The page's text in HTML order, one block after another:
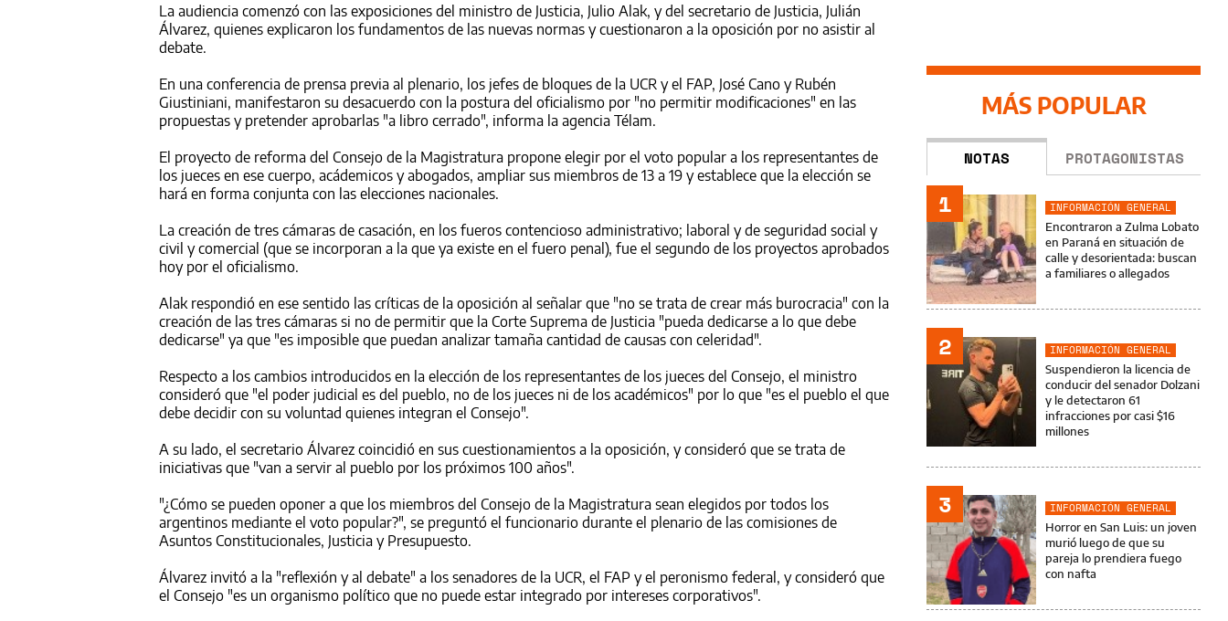
La audiencia comenzó con las exposiciones del ministro de Justicia, Julio Alak, y del secretario de Justicia, Julián
Álvarez, quienes explicaron los fundamentos de las nuevas normas y cuestionaron a la oposición por no asistir al
debate.
En una conferencia de prensa previa al plenario, los jefes de bloques de la UCR y el FAP, José Cano y Rubén
Giustiniani, manifestaron su desacuerdo con la postura del oficialismo por "no permitir modificaciones" en las
propuestas y pretender aprobarlas "a libro cerrado", informa la agencia Télam.
El proyecto de reforma del Consejo de la Magistratura propone elegir por el voto popular a los representantes de
los jueces en ese cuerpo, acádemicos y abogados, ampliar sus miembros de 13 a 19 y establece que la elección se
hará en forma conjunta con las elecciones nacionales.
La creación de tres cámaras de casación, en los fueros contencioso administrativo; laboral y de seguridad social y
civil y comercial (que se incorporan a la que ya existe en el fuero penal), fue el segundo de los proyectos aprobados
hoy por el oficialismo.
Alak respondió en ese sentido las críticas de la oposición al señalar que "no se trata de crear más burocracia" con la
creación de las tres cámaras si no de permitir que la Corte Suprema de Justicia "pueda dedicarse a lo que debe
dedicarse" ya que "es imposible que puedan analizar tamaña cantidad de causas con celeridad".
Respecto a los cambios introducidos en la elección de los representantes de los jueces del Consejo, el ministro
consideró que "el poder judicial es del pueblo, no de los jueces ni de los académicos" por lo que "es el pueblo el que
debe decidir con su voluntad quienes integran el Consejo".
A su lado, el secretario Álvarez coincidió en sus cuestionamientos a la oposición, y consideró que se trata de
iniciativas que "van a servir al pueblo por los próximos 100 años".
"¿Cómo se pueden oponer a que los miembros del Consejo de la Magistratura sean elegidos por todos los
argentinos mediante el voto popular?", se preguntó el funcionario durante el plenario de las comisiones de
Asuntos Constitucionales, Justicia y Presupuesto.
Álvarez invitó a la "reflexión y al debate" a los senadores de la UCR, el FAP y el peronismo federal, y consideró que
el Consejo "es un organismo político que no puede estar integrado por intereses corporativos".
MÁS POPULAR
NOTAS PROTAGONISTAS
1
INFORMACIÓN GENERAL
Encontraron a Zulma Lobato
en Paraná en situación de
calle y desorientada: buscan
a familiares o allegados
2
INFORMACIÓN GENERAL
Suspendieron la licencia de
conducir del senador Dolzani
y le detectaron 61
infracciones por casi $16
millones
3
INFORMACIÓN GENERAL
Horror en San Luis: un joven
murió luego de que su
pareja lo prendiera fuego
con nafta